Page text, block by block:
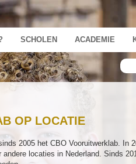
SCHOLEN ACADEMIE
OP LOCATIE
2005 het CBO Vooruitwerklab. In
locaties in Nederland. Sinds